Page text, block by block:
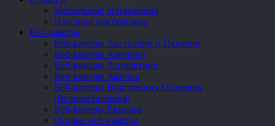
Мобильные приложения
Плагины для браузера
Веб-камеры
Веб-камеры Австралии и Океании
Веб-камеры Америки
Веб-камеры Антарктики
Веб-камеры Африки
Веб-камеры Виргинских Островов
(Великобритания)
Веб-камеры Евразии
Особые веб-камеры